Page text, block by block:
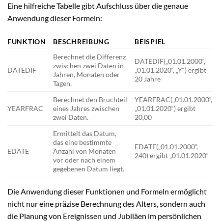
Eine hilfreiche Tabelle gibt Aufschluss über die genaue
Anwendung dieser Formeln:
FUNKTION BESCHREIBUNG BEISPIEL
DATEDIF
Berechnet die Differenz
zwischen zwei Daten in
Jahren, Monaten oder
Tagen.
DATEDIF(„01.01.2000“,
„01.01.2020“, „Y“) ergibt
20 Jahre
YEARFRAC
Berechnet den Bruchteil
eines Jahres zwischen
zwei Daten.
YEARFRAC(„01.01.2000“,
„01.01.2020“) ergibt
20,00
EDATE
Ermittelt das Datum,
das eine bestimmte
Anzahl von Monaten
vor oder nach einem
gegebenen Datum liegt.
EDATE(„01.01.2000“,
240) ergibt „01.01.2020“
Die Anwendung dieser Funktionen und Formeln ermöglicht
nicht nur eine präzise Berechnung des Alters, sondern auch
die Planung von Ereignissen und Jubiläen im persönlichen